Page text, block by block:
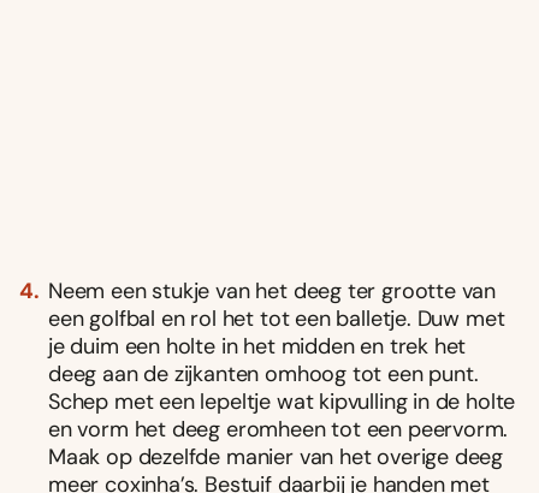
Neem een stukje van het deeg ter grootte van
een golfbal en rol het tot een balletje. Duw met
je duim een holte in het midden en trek het
deeg aan de zijkanten omhoog tot een punt.
Schep met een lepeltje wat kipvulling in de holte
en vorm het deeg eromheen tot een peervorm.
Maak op dezelfde manier van het overige deeg
meer coxinha’s. Bestuif daarbij je handen met